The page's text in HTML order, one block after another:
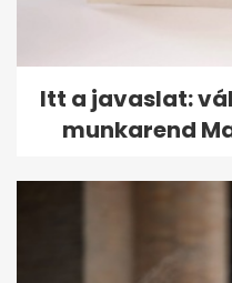
Itt a javaslat:
munkarend